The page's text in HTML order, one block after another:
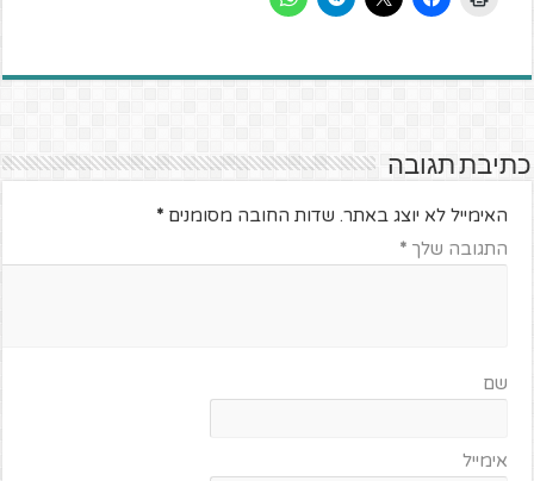
כתיבת תגובה
האימייל לא יוצג באתר. שדות החובה מסומנים*
התגובה שלך*
שם
אימייל